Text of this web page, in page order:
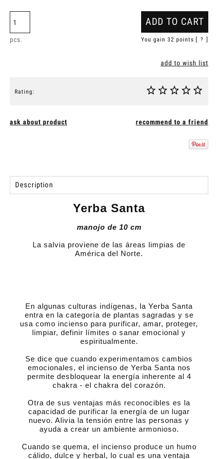
pcs.
ADD TO CART
You gain 32 points [ ? ]
add to wish list
Rating:
ask about product recommend to a friend
Description
Yerba Santa
manojo de 10 cm
La salvia proviene de las áreas limpias de
América del Norte.
En algunas culturas indígenas, la Yerba Santa
entra en la categoría de plantas sagradas y se
usa como incienso para purificar, amar, proteger,
limpiar, definir límites o sanar emocional y
espiritualmente.
Se dice que cuando experimentamos cambios
emocionales, el incienso de Yerba Santa nos
permite desbloquear la energía inherente al 4
chakra - el chakra del corazón.
Otra de sus ventajas más reconocibles es la
capacidad de purificar la energía de un lugar
nuevo. Alivia la tensión entre las personas y
ayuda a crear un ambiente armonioso.
Cuando se quema, el incienso produce un humo
cálido, dulce y herbal, lo cual es una ventaja